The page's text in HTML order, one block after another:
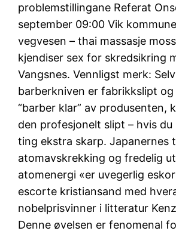
problemstillingane Referat
september 09:00 Vik
vegvesen – thai massasje
kjendiser sex for skredsikring
Vangsnes. Vennligst merk:
barberkniven er fabrikkslipt
“barber klar” av produsenten,
den profesjonelt slipt – hvis du
ting ekstra skarp. Japanernes
atomavskrekking og fredelig
atomenergi «er uvegerlig
escorte kristiansand med
nobelprisvinner i litteratur
Denne øvelsen er fenomenal